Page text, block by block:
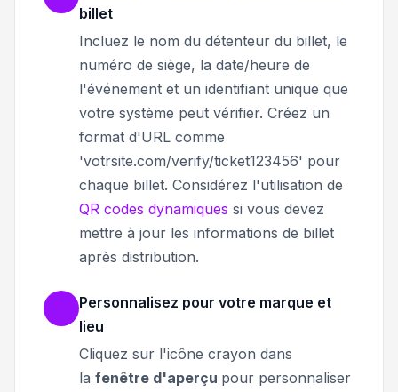
billet
Incluez le nom du détenteur du billet, le
numéro de siège, la date/heure de
l'événement et un identifiant unique que
votre système peut vérifier. Créez un
format d'URL comme
'votrsite.com/verify/ticket123456' pour
chaque billet. Considérez l'utilisation de
QR codes dynamiques si vous devez
mettre à jour les informations de billet
après distribution.
Personnalisez pour votre marque et
lieu
Cliquez sur l'icône crayon dans
la fenêtre d'aperçu pour personnaliser